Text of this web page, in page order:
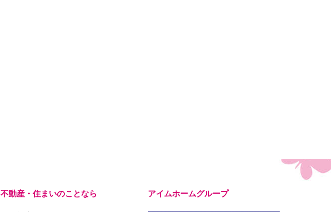
不動産・住まいのことなら
アイムホームグループ